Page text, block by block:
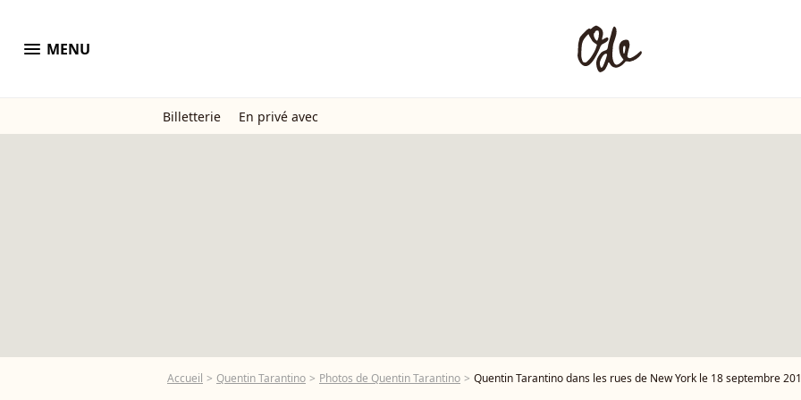
menu MENU
Billetterie En privé avec
Accueil Quentin Tarantino Photos de Quentin Tarantino Quentin Tarantino dans les rues de New York le 18 septembre